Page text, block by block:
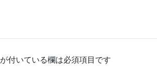
が付いている欄は必須項目です